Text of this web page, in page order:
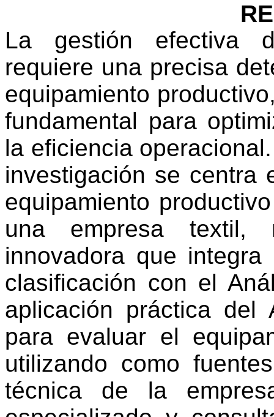
La gestión efectiva
requiere una precisa
equipamiento
fundamental para
la eficiencia
investigación se centra
equipamiento
una empresa textil,
innovadora que
clasificación con el
aplicación práctica del
para evaluar el
utilizando como
técnica de la